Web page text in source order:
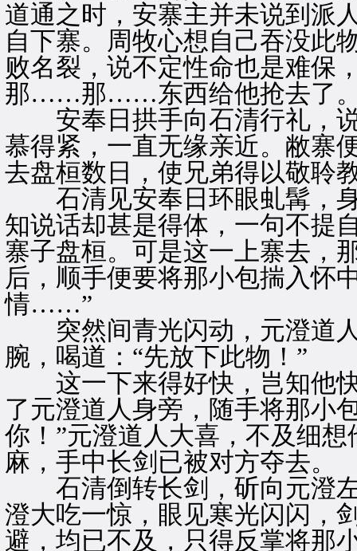
道通之时，安寨主并未说到派
自下寨。周牧心想自己吞没此
败名裂，说不定性命也是难保
那……那……东西给他抢去了
安奉日拱手向石清行礼，说
慕得紧，一直无缘亲近。敝寨
去盘桓数日，使兄弟得以敬聆
石清见安奉日环眼虬髯，身
知说话却甚是得体，一句不提
寨子盘桓。可是这一上寨去，
后，顺手便要将那小包揣入怀
情……”
突然间青光闪动，元澄道人
腕，喝道：“先放下此物！”
这一下来得好快，岂知他快
了元澄道人身旁，随手将那小
你！”元澄道人大喜，不及细
麻，手中长剑已被对方夺去。
石清倒转长剑，斫向元澄左
澄大吃一惊，眼见寒光闪闪，
避，均已不及，只得反掌将那